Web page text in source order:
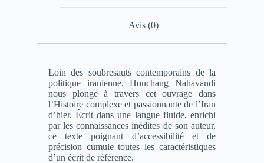
Avis (0)
Loin des soubresauts contemporains de la
politique iranienne, Houchang Nahavandi
nous plonge à travers cet ouvrage dans
l’Histoire complexe et passionnante de l’Iran
d’hier. Écrit dans une langue fluide, enrichi
par les connaissances inédites de son auteur,
ce texte poignant d’accessibilité et de
précision cumule toutes les caractéristiques
d’un écrit de référence.